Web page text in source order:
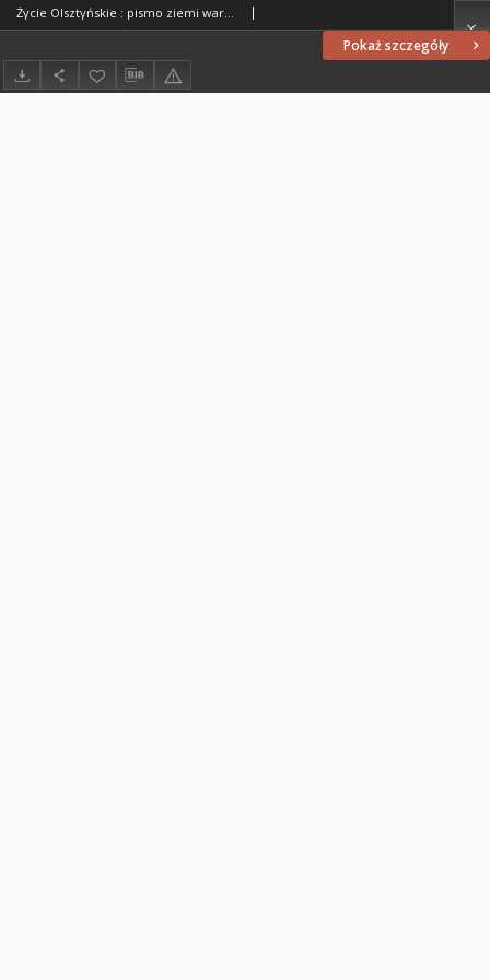
Pokaż szczegóły
Życie Olsztyńskie : pismo ziemi warmińsko-mazurskiej, 1951, nr 232